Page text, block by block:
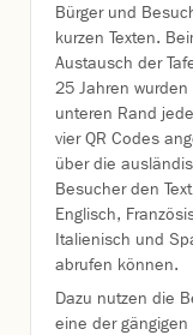
Bürger und
kurzen Texten.
Austausch der
25 Jahren wurden
unteren Rand
vier QR Codes
über die
Besucher den
Englisch,
Italienisch und
abrufen können.
Dazu nutzen die
eine der gängigen